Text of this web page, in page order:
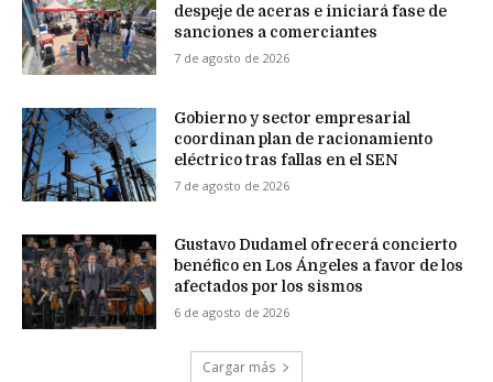
despeje de aceras e iniciará fase de
sanciones a comerciantes
7 de agosto de 2026
Gobierno y sector empresarial
coordinan plan de racionamiento
eléctrico tras fallas en el SEN
7 de agosto de 2026
Gustavo Dudamel ofrecerá concierto
benéfico en Los Ángeles a favor de los
afectados por los sismos
6 de agosto de 2026
Cargar más